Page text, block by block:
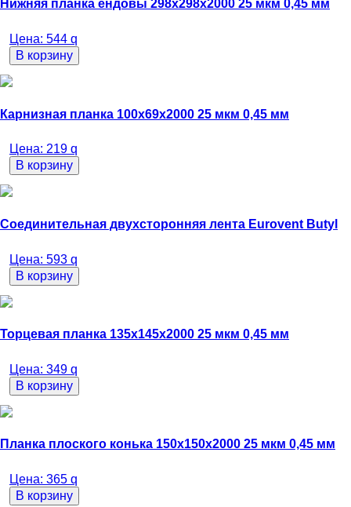
Нижняя планка ендовы 298х298х2000 25 мкм 0,45 мм
Цена: 544 q
В корзину
Карнизная планка 100х69х2000 25 мкм 0,45 мм
Цена: 219 q
В корзину
Соединительная двухсторонняя лента Eurovent Butyl
Цена: 593 q
В корзину
Торцевая планка 135х145х2000 25 мкм 0,45 мм
Цена: 349 q
В корзину
Планка плоского конька 150х150х2000 25 мкм 0,45 мм
Цена: 365 q
В корзину